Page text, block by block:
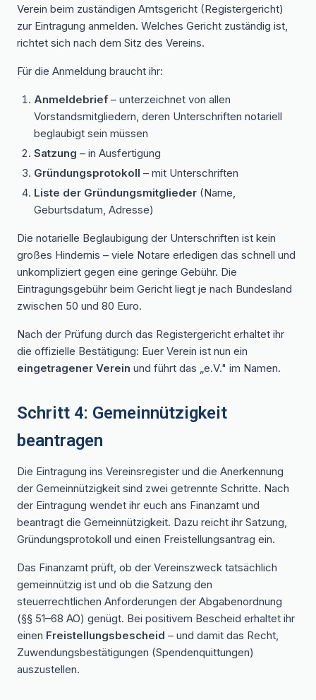
Verein beim zuständigen Amtsgericht (Registergericht)
zur Eintragung anmelden. Welches Gericht zuständig ist,
richtet sich nach dem Sitz des Vereins.
Für die Anmeldung braucht ihr:
Anmeldebrief – unterzeichnet von allen
Vorstandsmitgliedern, deren Unterschriften notariell
beglaubigt sein müssen
Satzung – in Ausfertigung
Gründungsprotokoll – mit Unterschriften
Liste der Gründungsmitglieder (Name,
Geburtsdatum, Adresse)
Die notarielle Beglaubigung der Unterschriften ist kein
großes Hindernis – viele Notare erledigen das schnell und
unkompliziert gegen eine geringe Gebühr. Die
Eintragungsgebühr beim Gericht liegt je nach Bundesland
zwischen 50 und 80 Euro.
Nach der Prüfung durch das Registergericht erhaltet ihr
die offizielle Bestätigung: Euer Verein ist nun ein
eingetragener Verein und führt das „e.V." im Namen.
Schritt 4: Gemeinnützigkeit
beantragen
Die Eintragung ins Vereinsregister und die Anerkennung
der Gemeinnützigkeit sind zwei getrennte Schritte. Nach
der Eintragung wendet ihr euch ans Finanzamt und
beantragt die Gemeinnützigkeit. Dazu reicht ihr Satzung,
Gründungsprotokoll und einen Freistellungsantrag ein.
Das Finanzamt prüft, ob der Vereinszweck tatsächlich
gemeinnützig ist und ob die Satzung den
steuerrechtlichen Anforderungen der Abgabenordnung
(§§ 51–68 AO) genügt. Bei positivem Bescheid erhaltet ihr
einen Freistellungsbescheid – und damit das Recht,
Zuwendungsbestätigungen (Spendenquittungen)
auszustellen.